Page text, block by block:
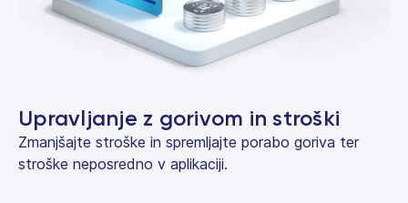
Upravljanje z gorivom in stroški
Zmanjšajte stroške in spremljajte porabo goriva ter
stroške neposredno v aplikaciji.